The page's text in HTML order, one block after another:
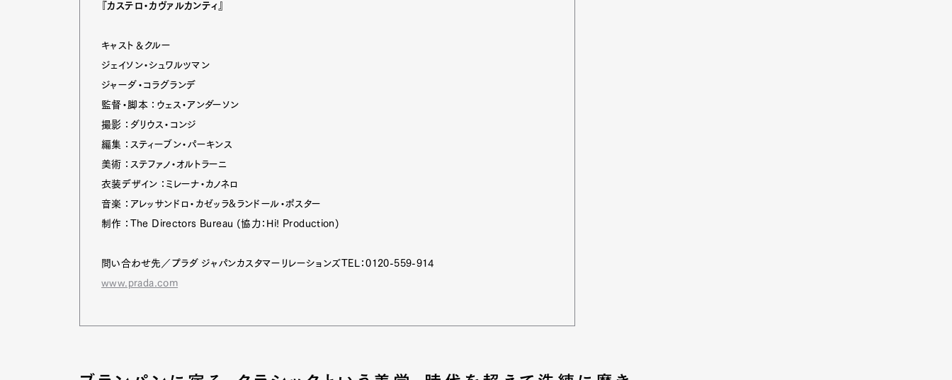
『カステロ・カヴァルカンティ』
キャスト＆クルー
ジェイソン・シュワルツマン
ジャーダ・コラグランデ
監督・脚本 ：ウェス・アンダーソン
撮影 ：ダリウス・コンジ
編集 ：スティーブン・パーキンス
美術 ：ステファノ・オルトラーニ
衣装デザイン ：ミレーナ・カノネロ
音楽 ：アレッサンドロ・カゼッラ&ランドール・ポスター
制作 ：The Directors Bureau (協力：Hi! Production)
問い合わせ先／プラダ ジャパンカスタマーリレーションズTEL：0120-559-914
www.prada.com